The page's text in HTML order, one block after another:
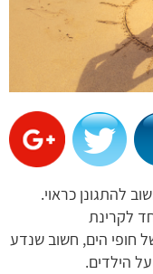
להתגונן כראוי.
לקרינת
חופי הים, חשוב שנדע
הילדים.